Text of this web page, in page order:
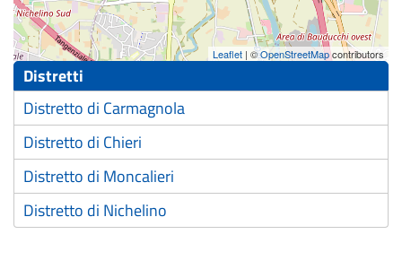
Leaflet | ©OpenStreetMapcontributors
Distretti
Distretto di Carmagnola
Distretto di Chieri
Distretto di Moncalieri
Distretto di Nichelino